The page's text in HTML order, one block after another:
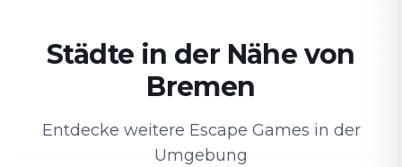
Städte in der Nähe von
Bremen
Entdecke weitere Escape Games in der
Umgebung